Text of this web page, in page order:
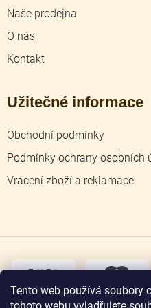
Tento web používá soubory
Naše prodejna
O nás
Kontakt
Užitečné informace
Obchodní podmínky
Podmínky ochrany osobních
Vrácení zboží a reklamace